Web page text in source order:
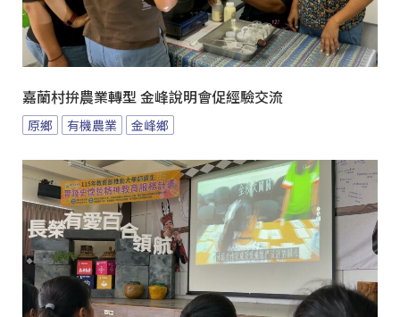
嘉蘭村拚農業轉型 金峰說明會促經驗交流
原鄉 有機農業 金峰鄉